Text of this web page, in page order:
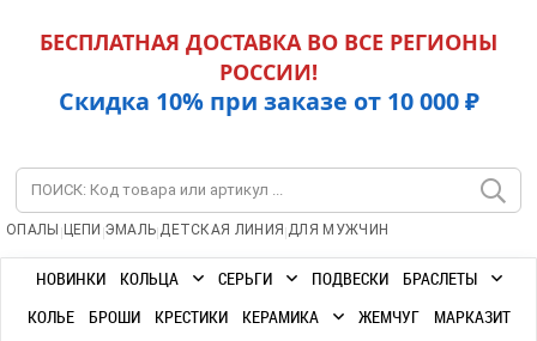
БЕСПЛАТНАЯ ДОСТАВКА ВО ВСЕ РЕГИОНЫ
РОССИИ!
Скидка 10% при заказе от 10 000 ₽
ОПАЛЫ | ЦЕПИ |ЭМАЛЬ|ДЕТСКАЯ ЛИНИЯ |ДЛЯ МУЖЧИН
НОВИНКИ КОЛЬЦА СЕРЬГИ ПОДВЕСКИ
БРАСЛЕТЫ
КОЛЬЕ
БРОШИ КРЕСТИКИ КЕРАМИКА ЖЕМЧУГ
МАРКАЗИТ